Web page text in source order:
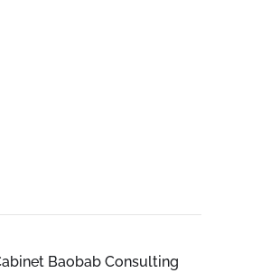
Baobab Consulting